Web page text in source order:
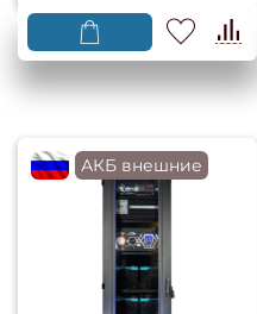
flagRUАКБ внешние